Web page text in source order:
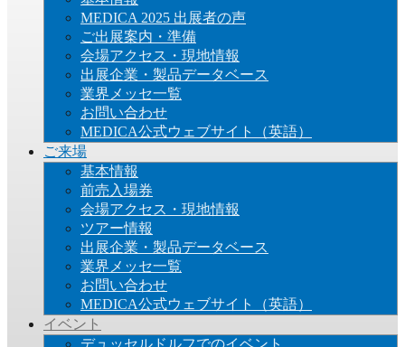
MEDICA 2025 出展者の声
ご出展案内・準備
会場アクセス・現地情報
出展企業・製品データベース
業界メッセ一覧
お問い合わせ
MEDICA公式ウェブサイト（英語）
ご来場
基本情報
前売入場券
会場アクセス・現地情報
ツアー情報
出展企業・製品データベース
業界メッセ一覧
お問い合わせ
MEDICA公式ウェブサイト（英語）
イベント
デュッセルドルフでのイベント